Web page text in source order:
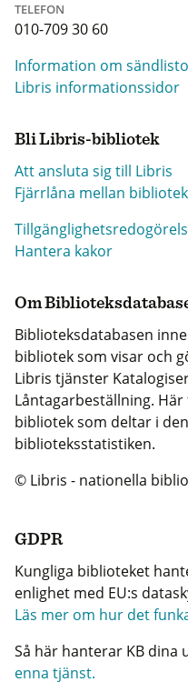
TELEFON
010-709 30 60
Information om
Libris informationssidor
Bli Libris-bibliotek
Att ansluta sig till Libris
Fjärrlåna mellan bibliotek
Hantera kakor
Om
Biblioteksdatabasen
bibliotek som visar och
Libris tjänster
Låntagarbeställning.
bibliotek som deltar i
biblioteksstatistiken.
© Libris - nationella
GDPR
Kungliga biblioteket
enlighet med EU:s
Läs mer om hur det
Så här hanterar KB dina
enna tjänst.